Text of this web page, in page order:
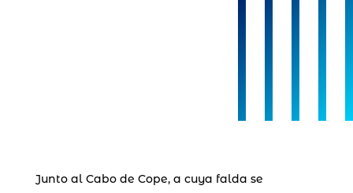
Junto al Cabo de Cope, a cuya falda se